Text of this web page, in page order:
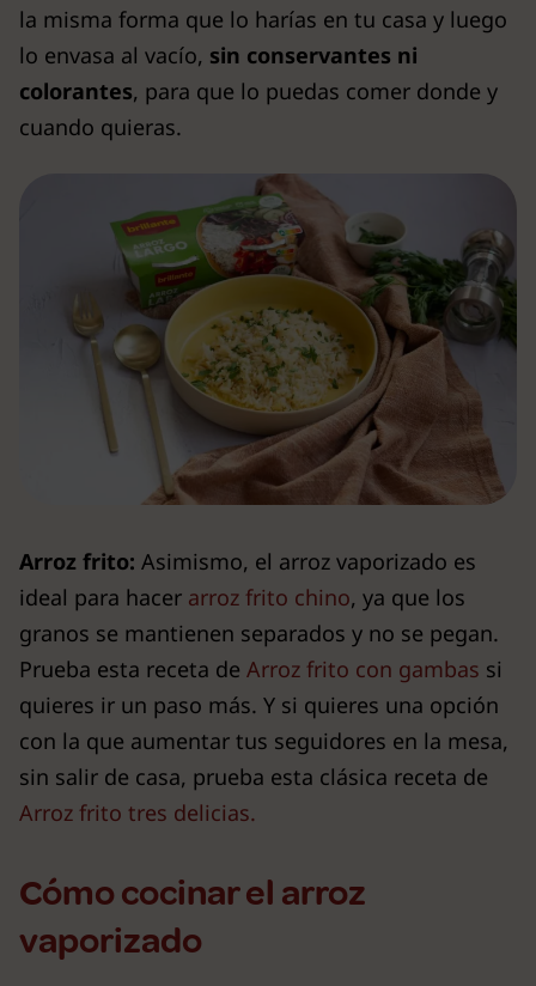
la misma forma que lo harías en tu casa y luego
lo envasa al vacío, sin conservantes ni
colorantes, para que lo puedas comer donde y
cuando quieras.
Arroz frito: Asimismo, el arroz vaporizado es
ideal para hacer arroz frito chino, ya que los
granos se mantienen separados y no se pegan.
Prueba esta receta de Arroz frito con gambas si
quieres ir un paso más. Y si quieres una opción
con la que aumentar tus seguidores en la mesa,
sin salir de casa, prueba esta clásica receta de
Arroz frito tres delicias.
Cómo cocinar el arroz
vaporizado